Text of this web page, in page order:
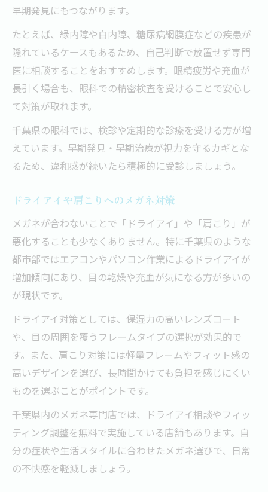
早期発見にもつながります。
たとえば、緑内障や白内障、糖尿病網膜症などの疾患が
隠れているケースもあるため、自己判断で放置せず専門
医に相談することをおすすめします。眼精疲労や充血が
長引く場合も、眼科での精密検査を受けることで安心し
て対策が取れます。
千葉県の眼科では、検診や定期的な診療を受ける方が増
えています。早期発見・早期治療が視力を守るカギとな
るため、違和感が続いたら積極的に受診しましょう。
ドライアイや肩こりへのメガネ対策
メガネが合わないことで「ドライアイ」や「肩こり」が
悪化することも少なくありません。特に千葉県のような
都市部ではエアコンやパソコン作業によるドライアイが
増加傾向にあり、目の乾燥や充血が気になる方が多いの
が現状です。
ドライアイ対策としては、保湿力の高いレンズコート
や、目の周囲を覆うフレームタイプの選択が効果的で
す。また、肩こり対策には軽量フレームやフィット感の
高いデザインを選び、長時間かけても負担を感じにくい
ものを選ぶことがポイントです。
千葉県内のメガネ専門店では、ドライアイ相談やフィッ
ティング調整を無料で実施している店舗もあります。自
分の症状や生活スタイルに合わせたメガネ選びで、日常
の不快感を軽減しましょう。